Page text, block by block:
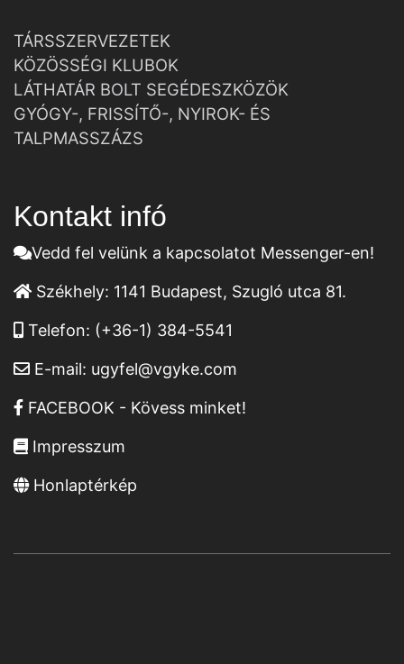
TÁRSSZERVEZETEK
KÖZÖSSÉGI KLUBOK
LÁTHATÁR BOLT SEGÉDESZKÖZÖK
GYÓGY-, FRISSÍTŐ-, NYIROK- ÉS
TALPMASSZÁZS
Kontakt infó
Vedd fel velünk a kapcsolatot Messenger-en!
Székhely: 1141 Budapest, Szugló utca 81.
Telefon: (+36-1) 384-5541
E-mail: ugyfel@vgyke.com
FACEBOOK - Kövess minket!
Impresszum
Honlaptérkép